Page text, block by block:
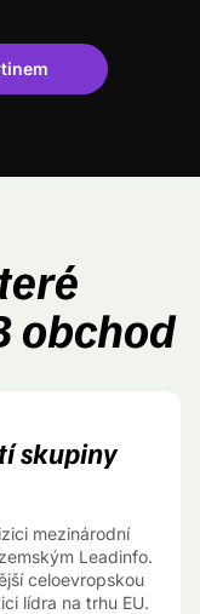
obchod
skupiny
mezinárodní
Leadinfo.
celoevropskou
lídra na trhu EU.